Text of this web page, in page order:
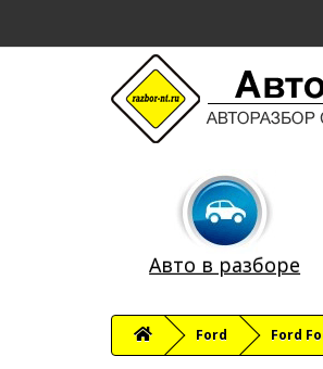
Авто в разборе
Ford Ford